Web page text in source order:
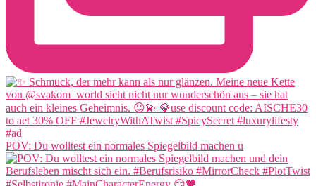
POV: Du wolltest ein normales Spiegelbild machen u